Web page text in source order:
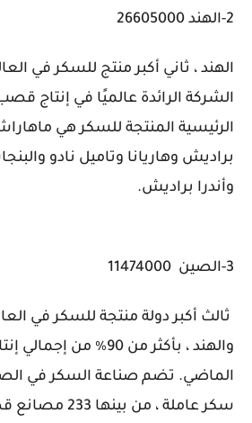
2-الهند 26605000
الهند ، ثاني أكبر منتج للسكر في
الشركة الرائدة عالميًا في إنتاج
الرئيسية المنتجة للسكر هي
براديش وهاريانا وتاميل نادو
وأندرا براديش.
3-الصين 11474000
ثالث أكبر دولة منتجة للسكر في
والهند ، بأكثر من 90٪
سكر عاملة ، من